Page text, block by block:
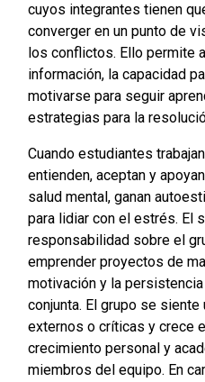
cuyos integrantes tienen
converger en un punto de
los conflictos. Ello permite
información, la capacidad
motivarse para seguir
estrategias para la
Cuando estudiantes
entienden, aceptan y
salud mental, ganan
para lidiar con el estrés. El
responsabilidad sobre el
emprender proyectos de
motivación y la
conjunta. El grupo se
externos o críticas y crece
crecimiento personal y
miembros del equipo. En